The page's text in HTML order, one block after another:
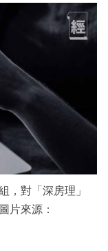
，對「深房理」
片來源：